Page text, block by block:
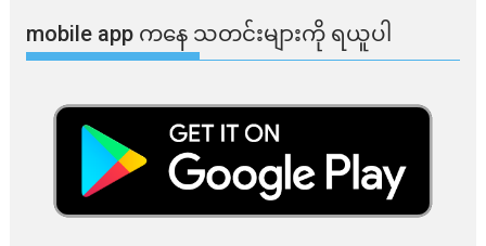
mobile app ​​ကနေ ​​သတင်းများကို ရယူပါ